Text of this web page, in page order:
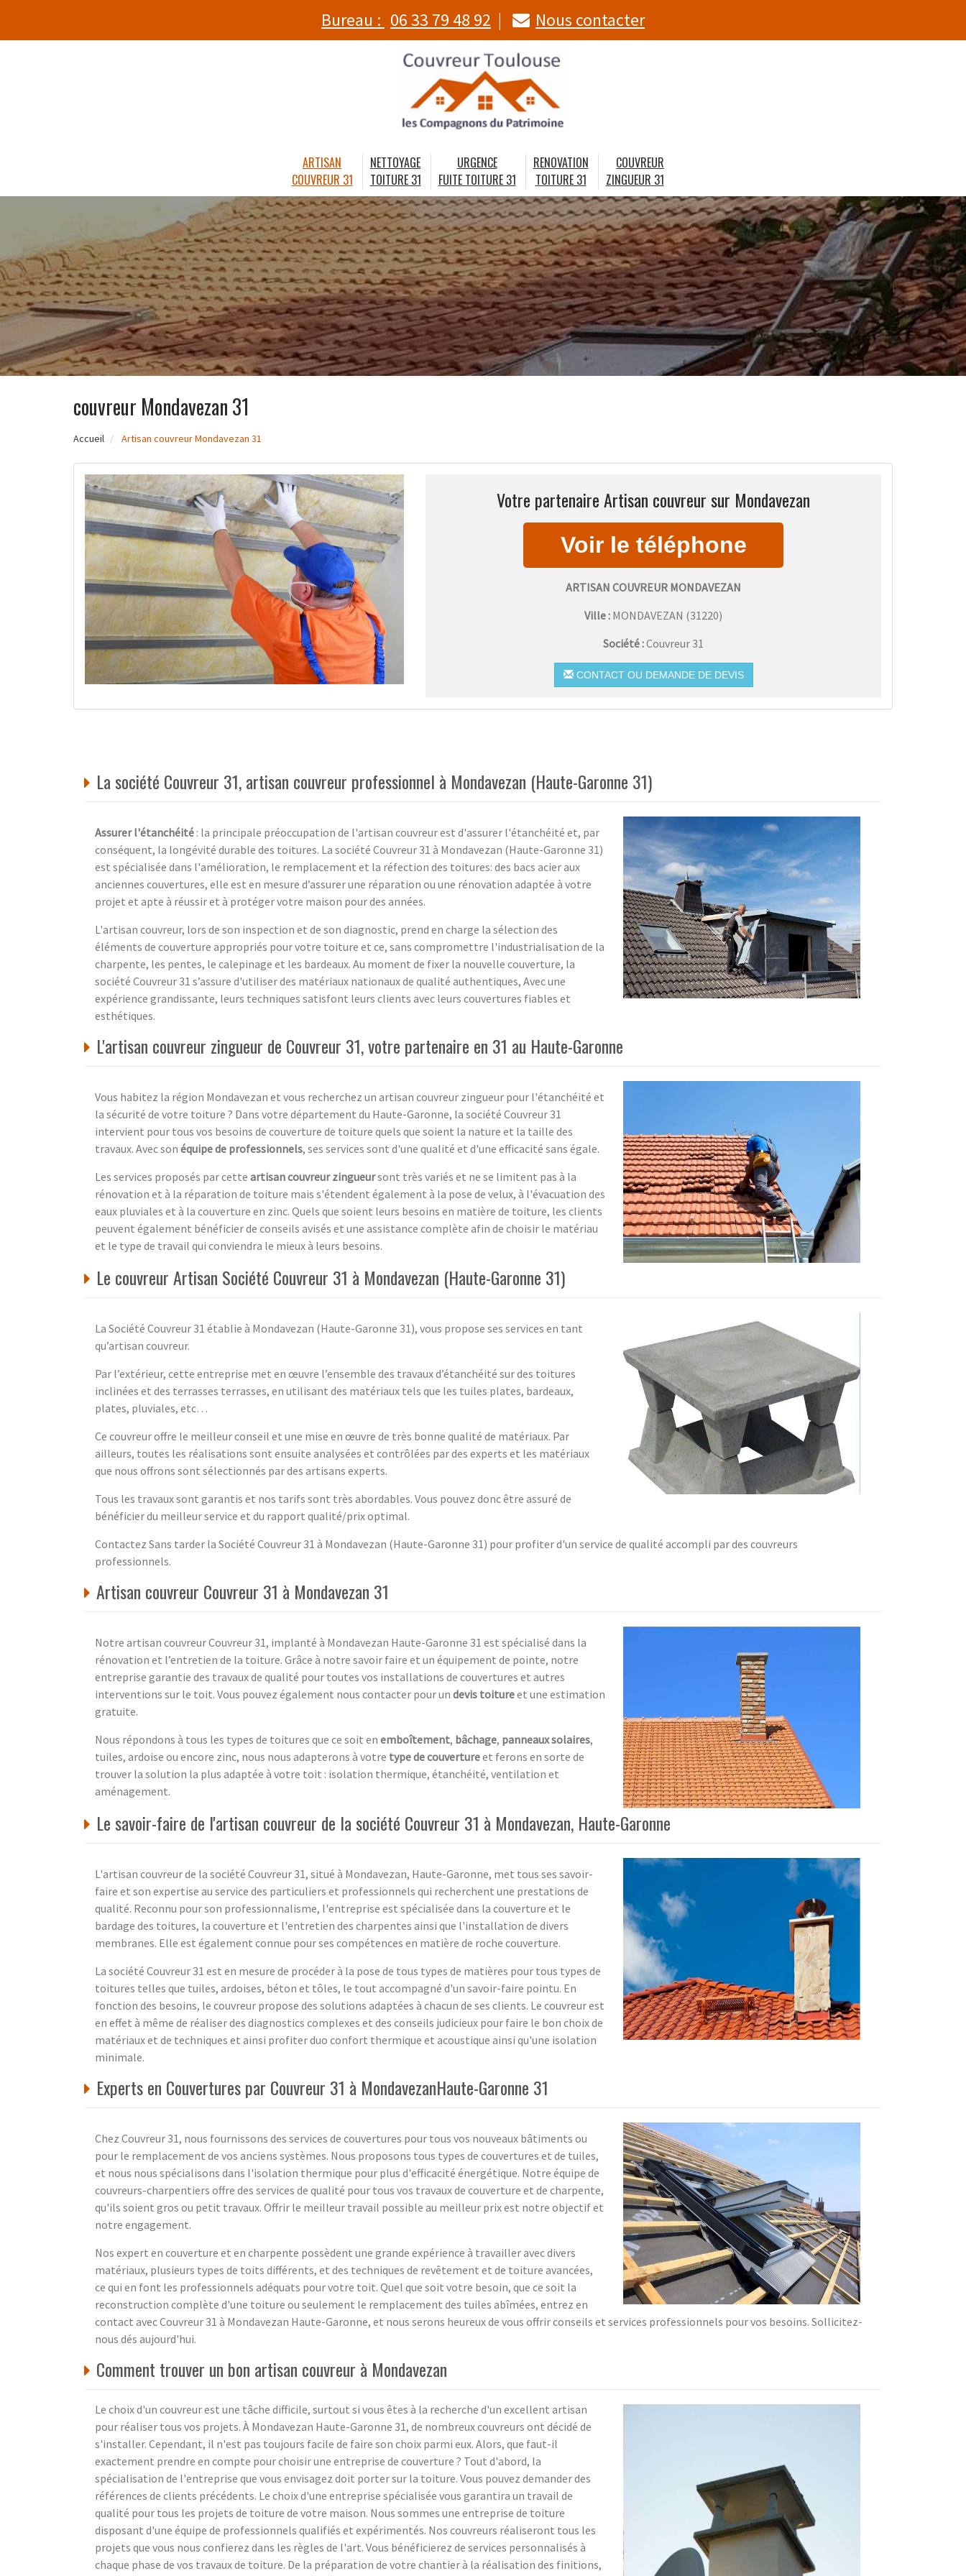
Bureau : 06 33 79 48 92 Nous contacter
ARTISAN
COUVREUR 31
NETTOYAGE
TOITURE 31
URGENCE
FUITE TOITURE 31
RENOVATION
TOITURE 31
COUVREUR
ZINGUEUR 31
couvreur Mondavezan 31
Accueil Artisan couvreur Mondavezan 31
Votre partenaire Artisan couvreur sur Mondavezan
ARTISAN COUVREUR MONDAVEZAN
Ville : MONDAVEZAN (31220)
Société :Couvreur 31
CONTACT OU DEMANDE DE DEVIS
La société Couvreur 31, artisan couvreur professionnel à Mondavezan (Haute-Garonne 31)
Assurer l'étanchéité : la principale préoccupation de l'artisan couvreur est d'assurer l'étanchéité et, par
conséquent, la longévité durable des toitures. La société Couvreur 31 à Mondavezan (Haute-Garonne 31)
est spécialisée dans l'amélioration, le remplacement et la réfection des toitures: des bacs acier aux
anciennes couvertures, elle est en mesure d’assurer une réparation ou une rénovation adaptée à votre
projet et apte à réussir et à protéger votre maison pour des années.
L'artisan couvreur, lors de son inspection et de son diagnostic, prend en charge la sélection des
éléments de couverture appropriés pour votre toiture et ce, sans compromettre l'industrialisation de la
charpente, les pentes, le calepinage et les bardeaux. Au moment de fixer la nouvelle couverture, la
société Couvreur 31 s’assure d'utiliser des matériaux nationaux de qualité authentiques, Avec une
expérience grandissante, leurs techniques satisfont leurs clients avec leurs couvertures fiables et
esthétiques.
L'artisan couvreur zingueur de Couvreur 31, votre partenaire en 31 au Haute-Garonne
Vous habitez la région Mondavezan et vous recherchez un artisan couvreur zingueur pour l'étanchéité et
la sécurité de votre toiture ? Dans votre département du Haute-Garonne, la société Couvreur 31
intervient pour tous vos besoins de couverture de toiture quels que soient la nature et la taille des
travaux. Avec son équipe de professionnels, ses services sont d'une qualité et d'une efficacité sans égale.
Les services proposés par cette artisan couvreur zingueursont très variés et ne se limitent pas à la
rénovation et à la réparation de toiture mais s'étendent également à la pose de velux, à l'évacuation des
eaux pluviales et à la couverture en zinc. Quels que soient leurs besoins en matière de toiture, les clients
peuvent également bénéficier de conseils avisés et une assistance complète afin de choisir le matériau
et le type de travail qui conviendra le mieux à leurs besoins.
Le couvreur Artisan Société Couvreur 31 à Mondavezan (Haute-Garonne 31)
La Société Couvreur 31 établie à Mondavezan (Haute-Garonne 31), vous propose ses services en tant
qu’artisan couvreur.
Par l’extérieur, cette entreprise met en œuvre l’ensemble des travaux d’étanchéité sur des toitures
inclinées et des terrasses terrasses, en utilisant des matériaux tels que les tuiles plates, bardeaux,
plates, pluviales, etc…
Ce couvreur offre le meilleur conseil et une mise en œuvre de très bonne qualité de matériaux. Par
ailleurs, toutes les réalisations sont ensuite analysées et contrôlées par des experts et les matériaux
que nous offrons sont sélectionnés par des artisans experts.
Tous les travaux sont garantis et nos tarifs sont très abordables. Vous pouvez donc être assuré de
bénéficier du meilleur service et du rapport qualité/prix optimal.
Contactez Sans tarder la Société Couvreur 31 à Mondavezan (Haute-Garonne 31) pour profiter d'un service de qualité accompli par des couvreurs
professionnels.
Artisan couvreur Couvreur 31 à Mondavezan 31
Notre artisan couvreur Couvreur 31, implanté à Mondavezan Haute-Garonne 31 est spécialisé dans la
rénovation et l’entretien de la toiture. Grâce à notre savoir faire et un équipement de pointe, notre
entreprise garantie des travaux de qualité pour toutes vos installations de couvertures et autres
interventions sur le toit. Vous pouvez également nous contacter pour un devis toitureet une estimation
gratuite.
Nous répondons à tous les types de toitures que ce soit en emboîtement, bâchage, panneaux solaires,
tuiles, ardoise ou encore zinc, nous nous adapterons à votre type de couvertureet ferons en sorte de
trouver la solution la plus adaptée à votre toit : isolation thermique, étanchéité, ventilation et
aménagement.
Le savoir-faire de l'artisan couvreur de la société Couvreur 31 à Mondavezan, Haute-Garonne
L'artisan couvreur de la société Couvreur 31, situé à Mondavezan, Haute-Garonne, met tous ses savoir-
faire et son expertise au service des particuliers et professionnels qui recherchent une prestations de
qualité. Reconnu pour son professionnalisme, l'entreprise est spécialisée dans la couverture et le
bardage des toitures, la couverture et l'entretien des charpentes ainsi que l'installation de divers
membranes. Elle est également connue pour ses compétences en matière de roche couverture.
La société Couvreur 31 est en mesure de procéder à la pose de tous types de matières pour tous types de
toitures telles que tuiles, ardoises, béton et tôles, le tout accompagné d'un savoir-faire pointu. En
fonction des besoins, le couvreur propose des solutions adaptées à chacun de ses clients. Le couvreur est
en effet à même de réaliser des diagnostics complexes et des conseils judicieux pour faire le bon choix de
matériaux et de techniques et ainsi profiter duo confort thermique et acoustique ainsi qu'une isolation
minimale.
Experts en Couvertures par Couvreur 31 à MondavezanHaute-Garonne 31
Chez Couvreur 31, nous fournissons des services de couvertures pour tous vos nouveaux bâtiments ou
pour le remplacement de vos anciens systèmes. Nous proposons tous types de couvertures et de tuiles,
et nous nous spécialisons dans l'isolation thermique pour plus d'efficacité énergétique. Notre équipe de
couvreurs-charpentiers offre des services de qualité pour tous vos travaux de couverture et de charpente,
qu'ils soient gros ou petit travaux. Offrir le meilleur travail possible au meilleur prix est notre objectif et
notre engagement.
Nos expert en couverture et en charpente possèdent une grande expérience à travailler avec divers
matériaux, plusieurs types de toits différents, et des techniques de revêtement et de toiture avancées,
ce qui en font les professionnels adéquats pour votre toit. Quel que soit votre besoin, que ce soit la
reconstruction complète d'une toiture ou seulement le remplacement des tuiles abîmées, entrez en
contact avec Couvreur 31 à Mondavezan Haute-Garonne, et nous serons heureux de vous offrir conseils et services professionnels pour vos besoins. Sollicitez-
nous dés aujourd'hui.
Comment trouver un bon artisan couvreur à Mondavezan
Le choix d'un couvreur est une tâche difficile, surtout si vous êtes à la recherche d'un excellent artisan
pour réaliser tous vos projets. À Mondavezan Haute-Garonne 31, de nombreux couvreurs ont décidé de
s'installer. Cependant, il n'est pas toujours facile de faire son choix parmi eux. Alors, que faut-il
exactement prendre en compte pour choisir une entreprise de couverture ? Tout d'abord, la
spécialisation de l'entreprise que vous envisagez doit porter sur la toiture. Vous pouvez demander des
références de clients précédents. Le choix d'une entreprise spécialisée vous garantira un travail de
qualité pour tous les projets de toiture de votre maison. Nous sommes une entreprise de toiture
disposant d'une équipe de professionnels qualifiés et expérimentés. Nos couvreurs réaliseront tous les
projets que vous nous confierez dans les règles de l'art. Vous bénéficierez de services personnalisés à
chaque phase de vos travaux de toiture. De la préparation de votre chantier à la réalisation des finitions,